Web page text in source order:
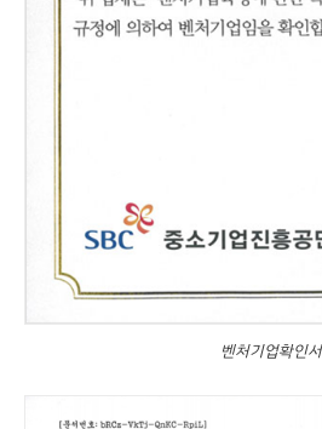
벤처기업확인서